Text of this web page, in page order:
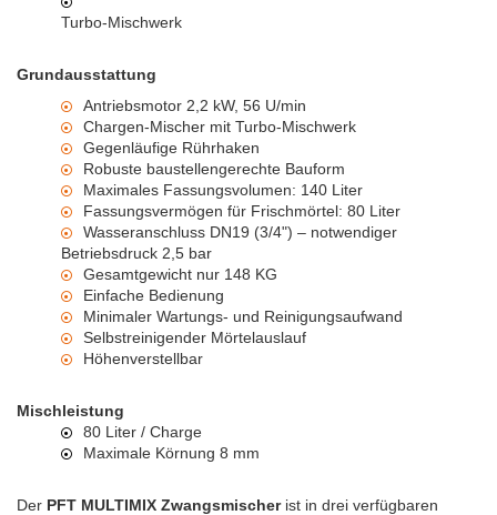
Turbo-Mischwerk
Grundausstattung
Antriebsmotor 2,2 kW, 56 U/min
Chargen-Mischer mit Turbo-Mischwerk
Gegenläufige Rührhaken
Robuste baustellengerechte Bauform
Maximales Fassungsvolumen: 140 Liter
Fassungsvermögen für Frischmörtel: 80 Liter
Wasseranschluss DN19 (3/4") – notwendiger
Betriebsdruck 2,5 bar
Gesamtgewicht nur 148 KG
Einfache Bedienung
Minimaler Wartungs- und Reinigungsaufwand
Selbstreinigender Mörtelauslauf
Höhenverstellbar
Mischleistung
80 Liter / Charge
Maximale Körnung 8 mm
Der PFT MULTIMIX Zwangsmischerist in drei verfügbaren